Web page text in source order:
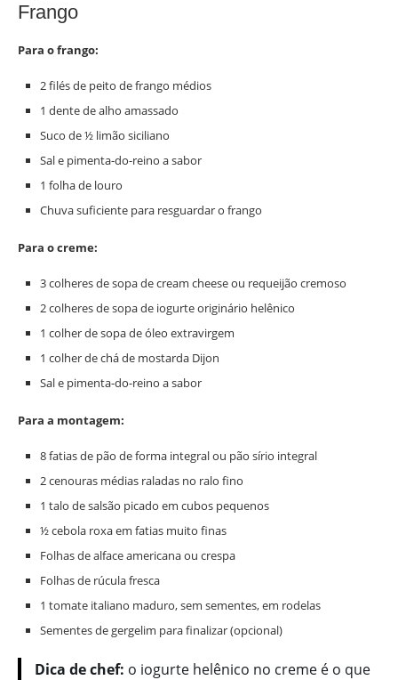
Frango
Para o frango:
2 filés de peito de frango médios
1 dente de alho amassado
Suco de ½ limão siciliano
Sal e pimenta-do-reino a sabor
1 folha de louro
Chuva suficiente para resguardar o frango
Para o creme:
3 colheres de sopa de cream cheese ou requeijão cremoso
2 colheres de sopa de iogurte originário helênico
1 colher de sopa de óleo extravirgem
1 colher de chá de mostarda Dijon
Sal e pimenta-do-reino a sabor
Para a montagem:
8 fatias de pão de forma integral ou pão sírio integral
2 cenouras médias raladas no ralo fino
1 talo de salsão picado em cubos pequenos
½ cebola roxa em fatias muito finas
Folhas de alface americana ou crespa
Folhas de rúcula fresca
1 tomate italiano maduro, sem sementes, em rodelas
Sementes de gergelim para finalizar (opcional)
Dica de chef: o iogurte helênico no creme é o que